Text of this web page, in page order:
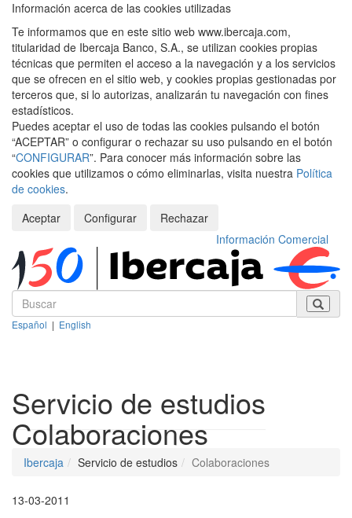
Información acerca de las cookies utilizadas
Te informamos que en este sitio web www.ibercaja.com,
titularidad de Ibercaja Banco, S.A., se utilizan cookies propias
técnicas que permiten el acceso a la navegación y a los servicios
que se ofrecen en el sitio web, y cookies propias gestionadas por
terceros que, si lo autorizas, analizarán tu navegación con fines
estadísticos.
Puedes aceptar el uso de todas las cookies pulsando el botón
“ACEPTAR” o configurar o rechazar su uso pulsando en el botón
“CONFIGURAR”. Para conocer más información sobre las
cookies que utilizamos o cómo eliminarlas, visita nuestra Política
de cookies.
Aceptar
Configurar
Rechazar
Información Comercial
Español | English
Servicio de estudios
Colaboraciones
Ibercaja Servicio de estudios Colaboraciones
13-03-2011